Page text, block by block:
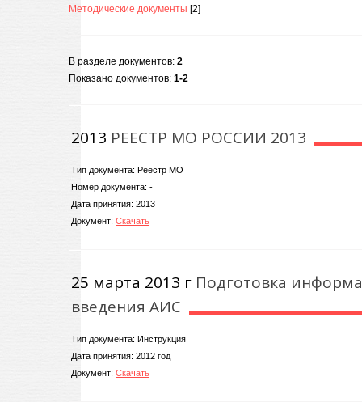
Методические документы [2]
В разделе документов: 2
Показано документов: 1-2
2013 РЕЕСТР МО РОССИИ 2013
Тип документа: Реестр МО
Номер документа: -
Дата принятия: 2013
Документ: Скачать
25 марта 2013 г Подготовка
введения АИС
Тип документа: Инструкция
Дата принятия: 2012 год
Документ: Скачать